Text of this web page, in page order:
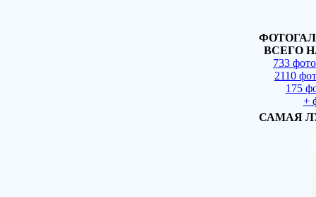
ВСЕГО
733
2110
175
+
САМАЯ